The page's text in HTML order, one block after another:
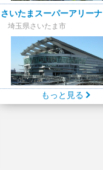
さいたまスーパーアリーナ
埼玉県さいたま市
もっと見る